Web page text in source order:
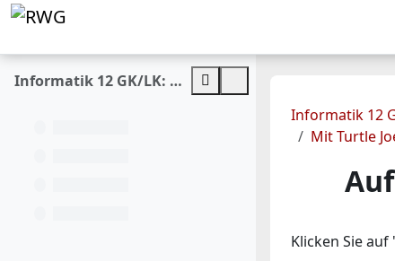
Zum Hauptinhalt
Informatik 12 GK/LK: D Algorithmen und Daten - Herr Hempel
Informatik 12
Mit Turtle
Klicken Sie auf '